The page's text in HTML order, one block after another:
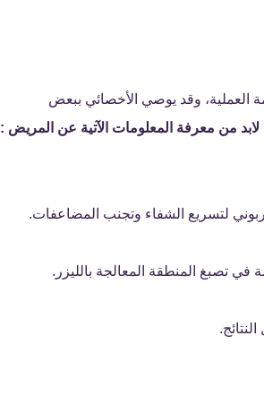
العملية، وقد يوصي الأخصائي ببعض
لابد من معرفة المعلومات الآتية عن المريض :
لتسريع الشفاء وتجنب المضاعفات.
تصبغ المنطقة المعالجة بالليزر.